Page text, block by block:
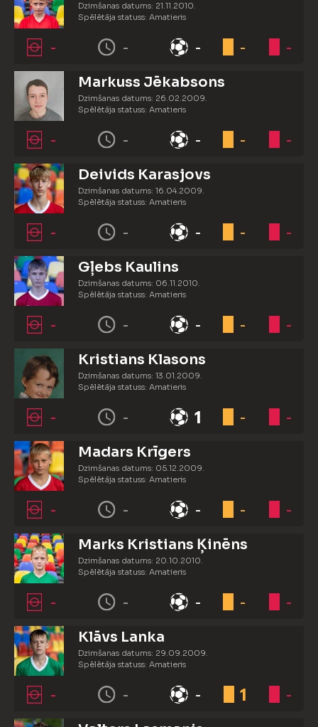
Dzimšanas datums: 21.11.2010.
Spēlētāja statuss: Amatieris
- - - - -
Markuss Jēkabsons
Dzimšanas datums: 26.02.2009.
Spēlētāja statuss: Amatieris
- - - - -
Deivids Karasjovs
Dzimšanas datums: 16.04.2009.
Spēlētāja statuss: Amatieris
- - - - -
Gļebs Kaulins
Dzimšanas datums: 06.11.2010.
Spēlētāja statuss: Amatieris
- - - - -
Kristians Klasons
Dzimšanas datums: 13.01.2009.
Spēlētāja statuss: Amatieris
- - 1 - -
Madars Krīgers
Dzimšanas datums: 05.12.2009.
Spēlētāja statuss: Amatieris
- - - - -
Marks Kristians Ķinēns
Dzimšanas datums: 20.10.2010.
Spēlētāja statuss: Amatieris
- - - - -
Klāvs Lanka
Dzimšanas datums: 29.09.2009.
Spēlētāja statuss: Amatieris
- - - 1 -